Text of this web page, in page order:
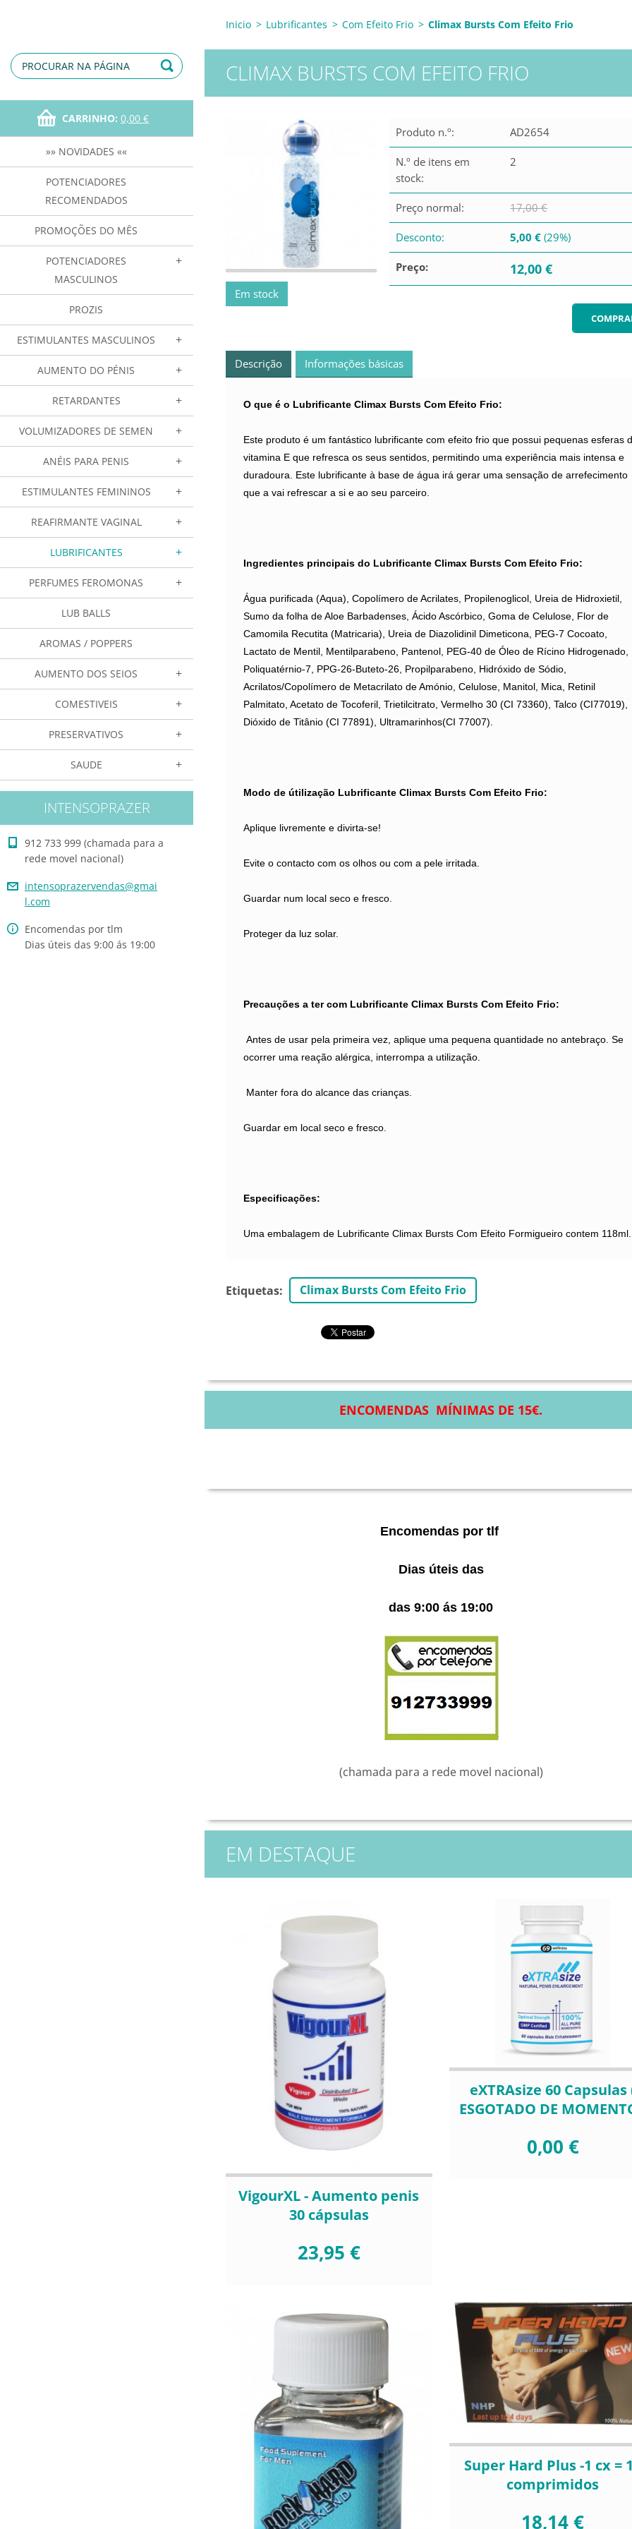
CARRINHO: 0,00 €
»» NOVIDADES ««
POTENCIADORES
RECOMENDADOS
PROMOÇÕES DO MÊS
POTENCIADORES
MASCULINOS
PROZIS
ESTIMULANTES MASCULINOS
AUMENTO DO PÉNIS
RETARDANTES
VOLUMIZADORES DE SEMEN
ANÉIS PARA PENIS
ESTIMULANTES FEMININOS
REAFIRMANTE VAGINAL
LUBRIFICANTES
PERFUMES FEROMONAS
LUB BALLS
AROMAS / POPPERS
AUMENTO DOS SEIOS
COMESTIVEIS
PRESERVATIVOS
SAUDE
INTENSOPRAZER
912 733 999 (chamada para a
rede movel nacional)
intensoprazervendas@gmai
l.com
Encomendas por tlm
Dias úteis das 9:00 ás 19:00
Inicio > Lubrificantes > Com Efeito Frio > Climax Bursts Com Efeito Frio
CLIMAX BURSTS COM EFEITO FRIO
Em stock
Produto n.º: AD2654
N.º de itens em
stock:
2
Preço normal: 17,00 €
Desconto: 5,00 € (29%)
Preço: 12,00 €
Descrição Informações básicas
O que é o Lubrificante Climax Bursts Com Efeito Frio:
Este produto é um fantástico lubrificante com efeito frio que possui pequenas esferas
vitamina E que refresca os seus sentidos, permitindo uma experiência mais intensa e
duradoura. Este lubrificante à base de água irá gerar uma sensação de arrefecimento
que a vai refrescar a si e ao seu parceiro.
Ingredientes principais do Lubrificante Climax Bursts Com Efeito Frio:
Água purificada (Aqua), Copolímero de Acrilates, Propilenoglicol, Ureia de Hidroxietil,
Sumo da folha de Aloe Barbadenses, Ácido Ascórbico, Goma de Celulose, Flor de
Camomila Recutita (Matricaria), Ureia de Diazolidinil Dimeticona, PEG-7 Cocoato,
Lactato de Mentil, Mentilparabeno, Pantenol, PEG-40 de Óleo de Rícino Hidrogenado,
Poliquatérnio-7, PPG-26-Buteto-26, Propilparabeno, Hidróxido de Sódio,
Acrilatos/Copolímero de Metacrilato de Amónio, Celulose, Manitol, Mica, Retinil
Palmitato, Acetato de Tocoferil, Trietilcitrato, Vermelho 30 (CI 73360), Talco (CI77019),
Dióxido de Titânio (CI 77891), Ultramarinhos(CI 77007).
Modo de útilização Lubrificante Climax Bursts Com Efeito Frio:
Aplique livremente e divirta-se!
Evite o contacto com os olhos ou com a pele irritada.
Guardar num local seco e fresco.
Proteger da luz solar.
Precauções a ter com Lubrificante Climax Bursts Com Efeito Frio:
Antes de usar pela primeira vez, aplique uma pequena quantidade no antebraço. Se
ocorrer uma reação alérgica, interrompa a utilização.
Manter fora do alcance das crianças.
Guardar em local seco e fresco.
Especificações:
Uma embalagem de Lubrificante Climax Bursts Com Efeito Formigueiro contem 118ml.
Etiquetas: Climax Bursts Com Efeito Frio
ENCOMENDAS MÍNIMAS DE 15€.
Encomendas por tlf
Dias úteis das
das 9:00 ás 19:00
(chamada para a rede movel nacional)
EM DESTAQUE
VigourXL - Aumento penis
30 cápsulas
23,95 €
eXTRAsize 60 Capsulas
ESGOTADO DE
0,00 €
Super Hard Plus -1 cx =
comprimidos
18,14 €